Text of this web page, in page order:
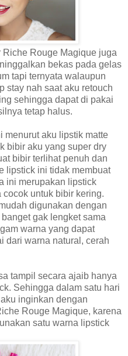
Riche Rouge Magique juga
bekas pada gelas
tapi ternyata walaupun
stay nah saat aku retouch
sehingga dapat di pakai
tetap halus.
menurut aku lipstik matte
bibir aku yang super dry
bibir terlihat penuh dan
lipstick ini tidak membuat
ini merupakan lipstick
cocok untuk bibir kering.
udah digunakan dengan
gak lengket sama
warna yang dapat
dari warna natural, cerah
tampil secara ajaib hanya
Sehingga dalam satu hari
inginkan dengan
Rouge Magique, karena
satu warna lipstick